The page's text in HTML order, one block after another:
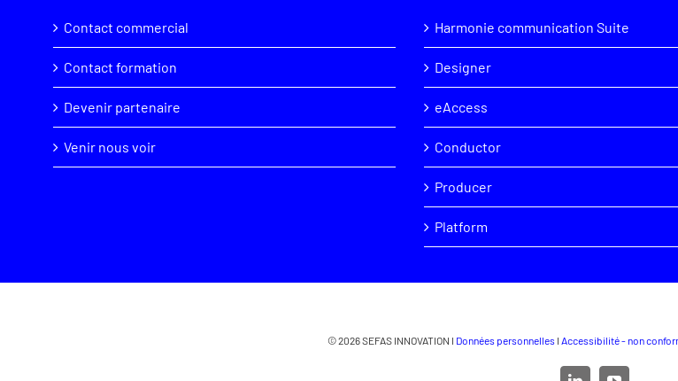
Contact commercial
Contact formation
Devenir partenaire
Venir nous voir
Harmonie communication Suite
Designer
eAccess
Conductor
Producer
Platform
© 2026 SEFAS INNOVATION I Données personnellesI Accessibilité - non